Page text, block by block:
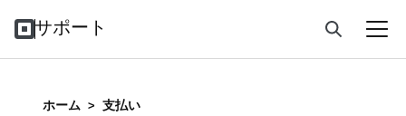
サポート
ホーム > 支払い